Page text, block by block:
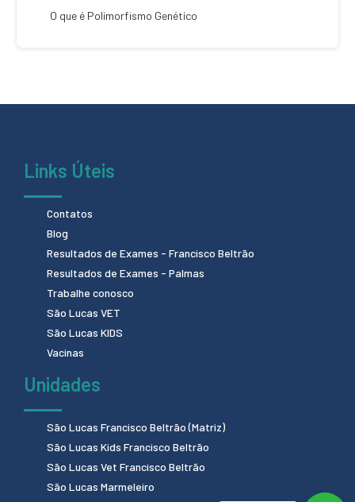
O que é Polimorfismo Genético
Links Úteis
Contatos
Blog
Resultados de Exames - Francisco Beltrão
Resultados de Exames - Palmas
Trabalhe conosco
São Lucas VET
São Lucas KIDS
Vacinas
Unidades
São Lucas Francisco Beltrão (Matriz)
São Lucas Kids Francisco Beltrão
São Lucas Vet Francisco Beltrão
São Lucas Marmeleiro